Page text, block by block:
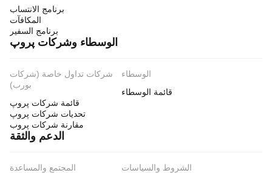
برنامج الانتساب
المكافآت
برنامج السفير
الوسطاء وشركات پروپ
شركات تداول خاصة (شركات
بورب)
قائمة شركات پروپ
تحديات شركات پروپ
مقارنة شركات پروب
الوسطاء
قائمة الوسطاء
الدعم والثقة
المجتمع والمساعدة
الشروط والسياسات